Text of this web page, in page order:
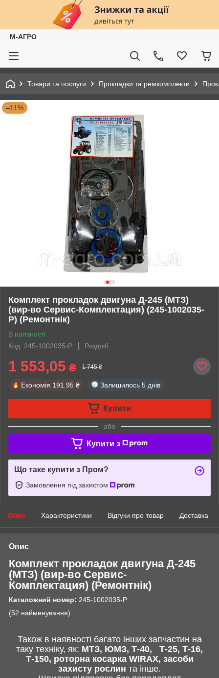
М-АГРО
Товари та послуги Прокладки та ремкомплекти
–11%
Комплект прокладок двигуна Д-245 (МТЗ)
(вир-во Сервис-Комплектация) (245-1002035-
Р) (Ремонтнік)
В наявності
Код: 245-1002035-Р
Роздріб
1 553,05 ₴ 1 745 ₴
Економія 191.95 ₴ Залишилось 5 днів
Купити
або
Купити з
Що таке купити з Пром?
Замовлення під захистом
Опис Характеристики Відгуки про товар Доставка
Опис
Комплект прокладок двигуна Д-245
(МТЗ) (вир-во Сервис-
Комплектация) (Ремонтнік)
Каталожний номер: 245-1002035-Р
(52 найменування)
Також в наявності багато інших запчастин на
таку техніку, як: МТЗ, ЮМЗ, Т-40,
Т-25, Т-16,
Т-150, роторна косарка WIRAX, засоби
захисту рослин та інше.